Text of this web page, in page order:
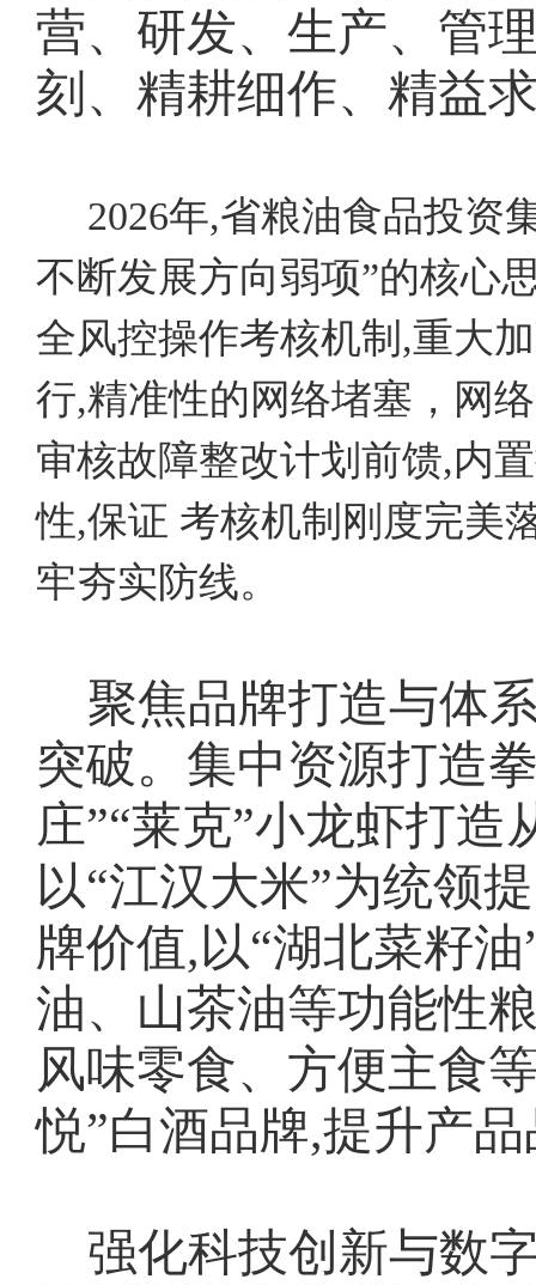
营、研发、生产、管
刻、精耕细作、精益
2026年,省粮油食品投资
不断发展方向弱项”的核心
全风控操作考核机制,重大
行,精准性的网络堵塞，网
审核故障整改计划前馈,内
性,保证 考核机制刚度完美
牢夯实防线。
聚焦品牌打造与体
突破。集中资源打造
庄”“莱克”小龙虾打
以“江汉大米”为统领
牌价值,以“湖北菜籽
油、山茶油等功能性
风味零食、方便主食
悦”白酒品牌,提升产
强化科技创新与数